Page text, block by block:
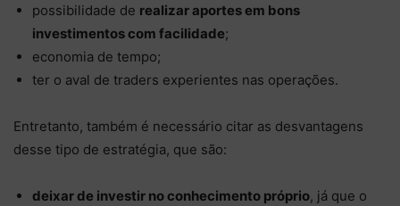
possibilidade de realizar aportes em bons
investimentos com facilidade;
economia de tempo;
ter o aval de traders experientes nas operações.
Entretanto, também é necessário citar as desvantagens
desse tipo de estratégia, que são:
deixar de investir no conhecimento próprio, já que o